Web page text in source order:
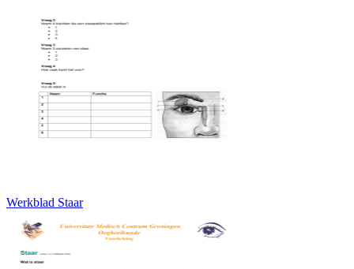
Werkblad Staar